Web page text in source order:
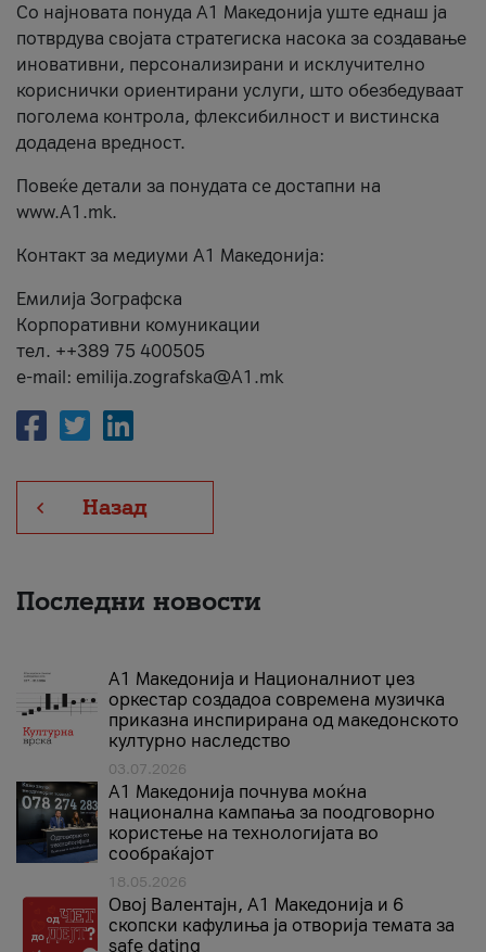
Со најновата понуда А1 Македонија уште еднаш ја
потврдува својата стратегиска насока за создавање
иновативни, персонализирани и исклучително
кориснички ориентирани услуги, што обезбедуваат
поголема контрола, флексибилност и вистинска
додадена вредност.
Повеќе детали за понудата се достапни на
www.А1.mk.
Контакт за медиуми А1 Македонија:
Емилија Зографска
Корпоративни комуникации
тел. ++389 75 400505
e-mail: emilija.zografska@A1.mk
Назад
Последни новости
А1 Македонија и Националниот џез
оркестар создадоа современа музичка
приказна инспирирана од македонското
културно наследство
03.07.2026
A1 Македонија почнува моќна
национална кампања за поодговорно
користење на технологијата во
сообраќајот
18.05.2026
Овој Валентајн, A1 Македонија и 6
скопски кафулиња ја отворија темата за
safe dating